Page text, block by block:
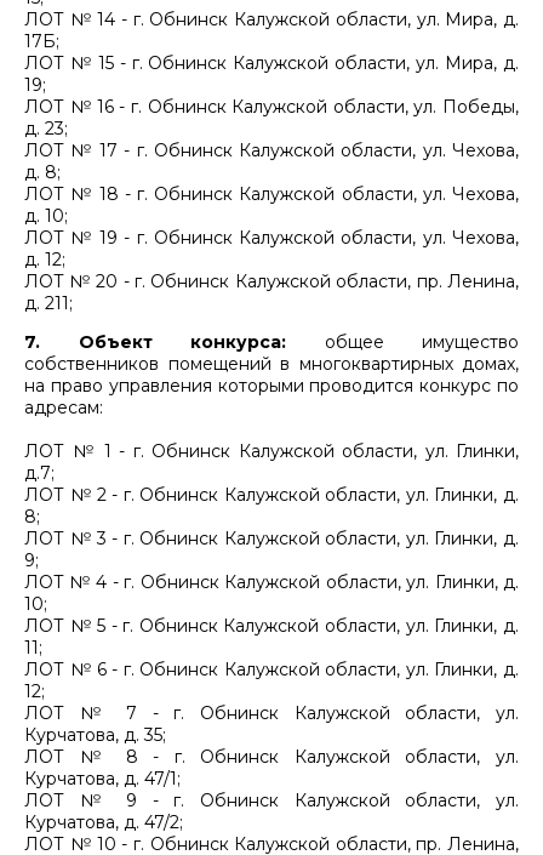
ЛОТ № 14 - г. Обнинск Калужской области, ул. Мира, д.
17Б;
ЛОТ № 15 - г. Обнинск Калужской области, ул. Мира, д.
19;
ЛОТ № 16 - г. Обнинск Калужской области, ул. Победы,
д. 23;
ЛОТ № 17 - г. Обнинск Калужской области, ул. Чехова,
д. 8;
ЛОТ № 18 - г. Обнинск Калужской области, ул. Чехова,
д. 10;
ЛОТ № 19 - г. Обнинск Калужской области, ул. Чехова,
д. 12;
ЛОТ № 20 - г. Обнинск Калужской области, пр. Ленина,
д. 211;
7. Объект конкурса: общее имущество
собственников помещений в многоквартирных домах,
на право управления которыми проводится конкурс по
адресам:
ЛОТ № 1 - г. Обнинск Калужской области, ул. Глинки,
д.7;
ЛОТ № 2 - г. Обнинск Калужской области, ул. Глинки, д.
8;
ЛОТ № 3 - г. Обнинск Калужской области, ул. Глинки, д.
9;
ЛОТ № 4 - г. Обнинск Калужской области, ул. Глинки, д.
10;
ЛОТ № 5 - г. Обнинск Калужской области, ул. Глинки, д.
11;
ЛОТ № 6 - г. Обнинск Калужской области, ул. Глинки, д.
12;
ЛОТ № 7 - г. Обнинск Калужской области, ул.
Курчатова, д. 35;
ЛОТ № 8 - г. Обнинск Калужской области, ул.
Курчатова, д. 47/1;
ЛОТ № 9 - г. Обнинск Калужской области, ул.
Курчатова, д. 47/2;
ЛОТ № 10 - г. Обнинск Калужской области, пр. Ленина,